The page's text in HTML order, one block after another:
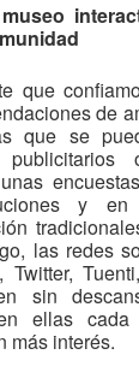
que
de
que se
publicitarios
y
las redes
Twitter,
sin
ellas
más interés.